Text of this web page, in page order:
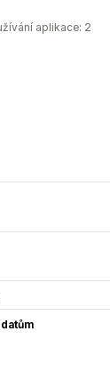
aplikace: 2